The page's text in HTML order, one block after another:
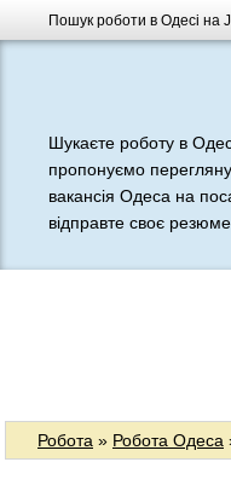
Пошук роботи в Одесі на
Шукаєте роботу в
пропонуємо
вакансія Одеса на
відправте своє резюме
Робота » Робота Одеса